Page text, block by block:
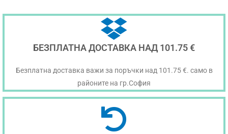
БЕЗПЛАТНА ДОСТАВКА НАД 101.75 €
Безплатна доставка важи за поръчки над 101.75 €. само в
районите на гр.София